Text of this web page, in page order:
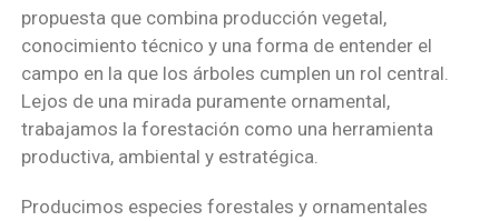
propuesta que combina producción vegetal,
conocimiento técnico y una forma de entender el
campo en la que los árboles cumplen un rol central.
Lejos de una mirada puramente ornamental,
trabajamos la forestación como una herramienta
productiva, ambiental y estratégica.
Producimos especies forestales y ornamentales